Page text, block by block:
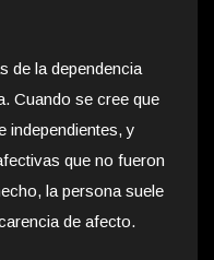
de la dependencia
Cuando se cree que
independientes, y
que no fueron
la persona suele
de afecto.